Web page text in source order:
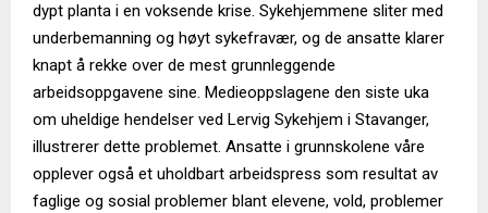
dypt planta i en voksende krise. Sykehjemmene sliter med
underbemanning og høyt sykefravær, og de ansatte klarer
knapt å rekke over de mest grunnleggende
arbeidsoppgavene sine. Medieoppslagene den siste uka
om uheldige hendelser ved Lervig Sykehjem i Stavanger,
illustrerer dette problemet. Ansatte i grunnskolene våre
opplever også et uholdbart arbeidspress som resultat av
faglige og sosial problemer blant elevene, vold, problemer